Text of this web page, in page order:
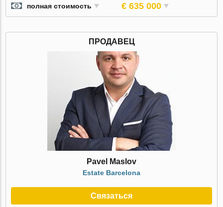
полная стоимость € 635 000
ПРОДАВЕЦ
Pavel Maslov
Estate Barcelona
Связаться